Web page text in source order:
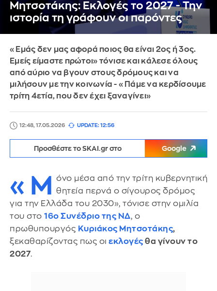
Μητσοτάκης: Εκλογές το 2027 - Την
ιστορία τη γράφουν οι παρόντες
«Εμάς δεν μας αφορά ποιος θα είναι 2ος ή 3ος.
Εμείς είμαστε πρώτοι» τόνισε και κάλεσε όλους
από αύριο να βγουν στους δρόμους και να
μιλήσουν με την κοινωνία - «Πάμε να κερδίσουμε
τρίτη 4ετία, που δεν έχει ξαναγίνει»
12:48, 17.05.2026 UPDATE: 12:56
Προσθέστε το SKAI.gr στο Google
«Μ
όνο μέσα από την τρίτη κυβερνητική
θητεία περνά ο σίγουρος δρόμος
για την Ελλάδα του 2030», τόνισε στην ομιλία
του στο 16ο Συνέδριο της ΝΔ, ο
πρωθυπουργός Κυριάκος Μητσοτάκης,
ξεκαθαρίζοντας πως οι εκλογές θα γίνουν το
2027.